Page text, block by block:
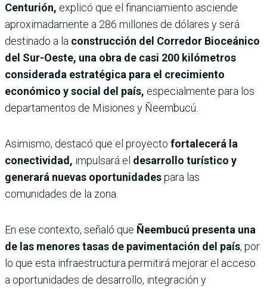
Centurión, explicó que el financiamiento asciende
aproximadamente a 286 millones de dólares y será
destinado a la construcción del Corredor Bioceánico
del Sur-Oeste, una obra de casi 200 kilómetros
considerada estratégica para el crecimiento
económico y social del país, especialmente para los
departamentos de Misiones y Ñeembucú.
Asimismo, destacó que el proyecto fortalecerá la
conectividad, impulsará el desarrollo turístico y
generará nuevas oportunidadespara las
comunidades de la zona.
En ese contexto, señaló que Ñeembucú presenta una
de las menores tasas de pavimentación del país, por
lo que esta infraestructura permitirá mejorar el acceso
a oportunidades de desarrollo, integración y